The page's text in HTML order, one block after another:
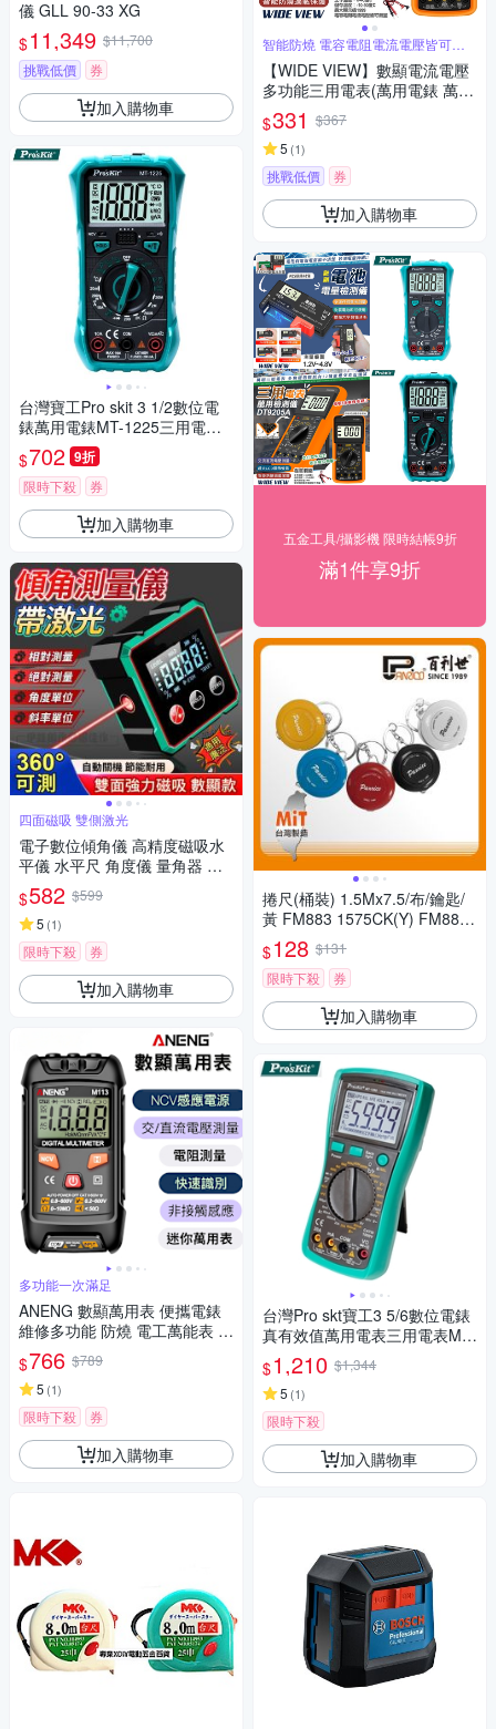
儀 GLL 90-33 XG
$11,349 $11,700
挑戰低價
券
加入購物車
台灣寶工Pro skit 3 1/2數位電
錶萬用電錶MT-1225三用電表
(自動歸零;防雜訊干擾;可量溫
度直流交流電壓電流電阻電晶
體二極體三極管;雙保險絲;全檔
位保護)
$702 9折
限時下殺 券
加入購物車
四面磁吸 雙側激光
電子數位傾角儀 高精度磁吸水
平儀 水平尺 角度儀 量角器 測
平儀 角度尺 角度測量
$582 $599
5 (1)
限時下殺 券
加入購物車
多功能一次滿足
ANENG 數顯萬用表 便攜電錶
維修多功能 防燒 電工萬能表 數
顯 萬用數字表 自動電表 DIY必
備
$766 $789
5 (1)
限時下殺 券
加入購物車
智能防燒 電容電阻電流電壓皆可測
量
【WIDE VIEW】數顯電流電壓
多功能三用電表(萬用電錶 萬能
電表 電壓表 電壓測量 電容表/D
T9205A)
$331 $367
5 (1)
挑戰低價 券
加入購物車
五金工具/攝影機 限時結帳9折
滿1件享9折
捲尺(桶裝) 1.5Mx7.5/布/鑰匙/
黃 FM883 1575CK(Y) FM883-
1575CK(Y)
$128 $131
限時下殺
券
加入購物車
台灣Pro skt寶工3 5/6數位電錶
真有效值萬用電表三用電表MT-
1280附探針(具線晶體測試,量
測交流電壓電容電阻溫度)公司
貨,享一年保固
$1,210 $1,344
5 (1)
限時下殺
加入購物車